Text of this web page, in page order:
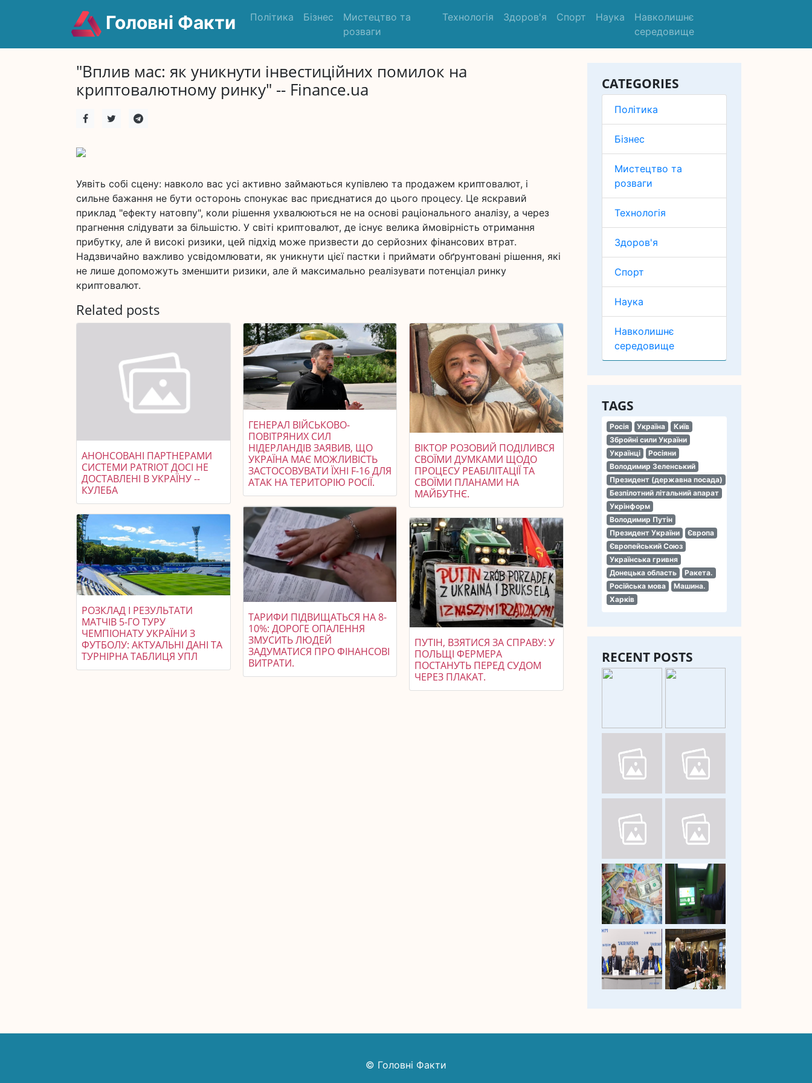
Головні Факти Політика Бізнес
Мистецтво та
розваги
Технологія Здоров'я Спорт Наука
Навколишнє
середовище
CATEGORIES
Політика
Бізнес
Мистецтво та
розваги
Технологія
Здоров'я
Спорт
Наука
Навколишнє
середовище
TAGS
Росія Україна
Київ
Збройні сили України
Українці
Росіяни
Володимир Зеленський
Президент (державна посада)
Безпілотний літальний апарат
Укрінформ
Володимир Путін
Президент України
Європа
Європейський Союз
Українська гривня
Донецька область
Ракета.
Російська мова
Машина.
Харків
RECENT POSTS
"Вплив мас: як уникнути інвестиційних помилок на
криптовалютному ринку" -- Finance.ua
Уявіть собі сцену: навколо вас усі активно займаються купівлею та продажем криптовалют, і
сильне бажання не бути осторонь спонукає вас приєднатися до цього процесу. Це яскравий
приклад "ефекту натовпу", коли рішення ухвалюються не на основі раціонального аналізу, а через
прагнення слідувати за більшістю. У світі криптовалют, де існує велика ймовірність отримання
прибутку, але й високі ризики, цей підхід може призвести до серйозних фінансових втрат.
Надзвичайно важливо усвідомлювати, як уникнути цієї пастки і приймати обґрунтовані рішення, які
не лише допоможуть зменшити ризики, але й максимально реалізувати потенціал ринку
криптовалют.
Related posts
АНОНСОВАНІ ПАРТНЕРАМИ
СИСТЕМИ PATRIOT ДОСІ НЕ
ДОСТАВЛЕНІ В УКРАЇНУ --
КУЛЕБА
РОЗКЛАД І РЕЗУЛЬТАТИ
МАТЧІВ 5-ГО ТУРУ
ЧЕМПІОНАТУ УКРАЇНИ З
ФУТБОЛУ: АКТУАЛЬНІ ДАНІ ТА
ТУРНІРНА ТАБЛИЦЯ УПЛ
ГЕНЕРАЛ ВІЙСЬКОВО-
ПОВІТРЯНИХ СИЛ
НІДЕРЛАНДІВ ЗАЯВИВ, ЩО
УКРАЇНА МАЄ МОЖЛИВІСТЬ
ЗАСТОСОВУВАТИ ЇХНІ F-16 ДЛЯ
АТАК НА ТЕРИТОРІЮ РОСІЇ.
ТАРИФИ ПІДВИЩАТЬСЯ НА 8-
10%: ДОРОГЕ ОПАЛЕННЯ
ЗМУСИТЬ ЛЮДЕЙ
ЗАДУМАТИСЯ ПРО ФІНАНСОВІ
ВИТРАТИ.
ВІКТОР РОЗОВИЙ ПОДІЛИВСЯ
СВОЇМИ ДУМКАМИ ЩОДО
ПРОЦЕСУ РЕАБІЛІТАЦІЇ ТА
СВОЇМИ ПЛАНАМИ НА
МАЙБУТНЄ.
ПУТІН, ВЗЯТИСЯ ЗА СПРАВУ: У
ПОЛЬЩІ ФЕРМЕРА
ПОСТАНУТЬ ПЕРЕД СУДОМ
ЧЕРЕЗ ПЛАКАТ.
© Головні Факти